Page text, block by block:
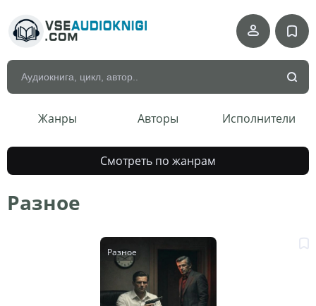
Жанры Авторы Исполнители
Смотреть по жанрам
Разное
Разное